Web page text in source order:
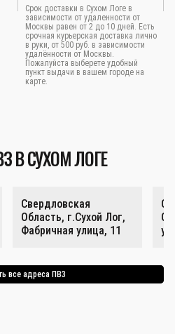
Срок доставки в Сухом Логе в
зависимости от удаленности от
Москвы равен от 2 до 10 дней. Есть
срочная курьерская доставка лично
в руки, от 500 руб. в зависимости
удалённости от Москвы.
Пожалуйста выберете удобный
пункт выдачи в вашем городе на
карте.
В СУХОМ ЛОГЕ
Свердловская
Область, г.Сухой Лог,
Фабричная улица, 11
все адреса ПВЗ